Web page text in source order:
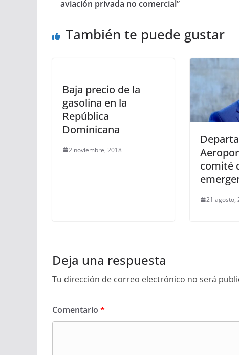
aviación privada no comercial”
También te puede gustar
Baja precio de la
gasolina en la
República
Dominicana
2 noviembre, 2018
comité
21 agosto,
Deja una respuesta
Tu dirección de correo electrónico no será
Comentario *